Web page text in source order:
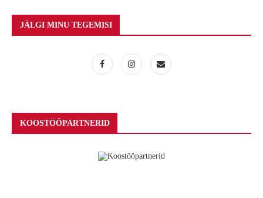
JÄLGI MINU TEGEMISI
KOOSTÖÖPARTNERID